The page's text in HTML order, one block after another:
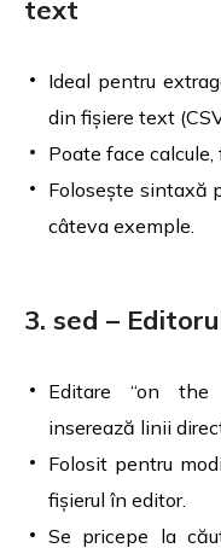
text
Ideal pentru
din fișiere text
Poate face
Folosește sintaxă
câteva exemple.
3. sed –
Editare “on the
inserează linii
Folosit pentru
fișierul în editor.
Se pricepe la